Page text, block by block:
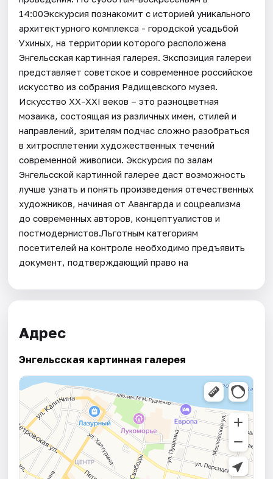
14:00Экскурсия познакомит с историей уникального
архитектурного комплекса - городской усадьбой
Ухиных, на территории которого расположена
Энгельсская картинная галерея. Экспозиция галереи
представляет советское и современное российское
искусство из собрания Радищевского музея.
Искусство ХХ-XXI веков – это разноцветная
мозаика, состоящая из различных имен, стилей и
направлений, зрителям подчас сложно разобраться
в хитросплетении художественных течений
современной живописи. Экскурсия по залам
Энгельсской картинной галерее даст возможность
лучше узнать и понять произведения отечественных
художников, начиная от Авангарда и соцреализма
до современных авторов, концептуалистов и
постмодернистов.Льготным категориям
посетителей на контроле необходимо предъявить
документ, подтверждающий право на
Адрес
Энгельсская картинная галерея